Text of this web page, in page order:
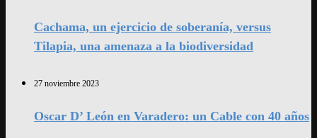
Cachama, un ejercicio de soberanía, versus
Tilapia, una amenaza a la biodiversidad
27 noviembre 2023
Oscar D’ León en Varadero: un Cable con 40 años